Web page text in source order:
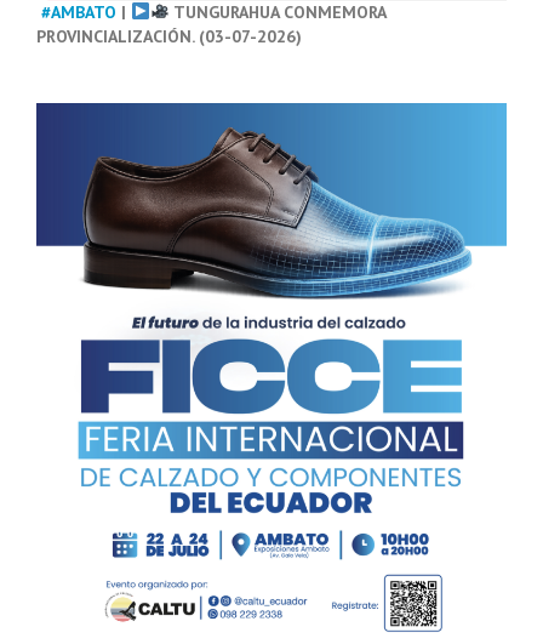
#AMBATO |
TUNGURAHUA CONMEMORA
PROVINCIALIZACIÓN. (03-07-2026)